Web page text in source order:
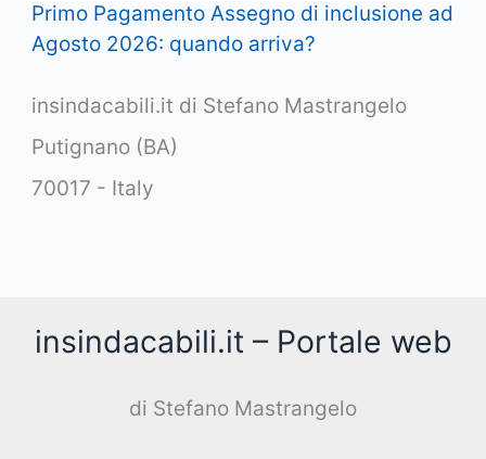
Primo Pagamento Assegno di inclusione ad
Agosto 2026: quando arriva?
insindacabili.it di Stefano Mastrangelo
Putignano (BA)
70017 - Italy
insindacabili.it – Portale web
di Stefano Mastrangelo